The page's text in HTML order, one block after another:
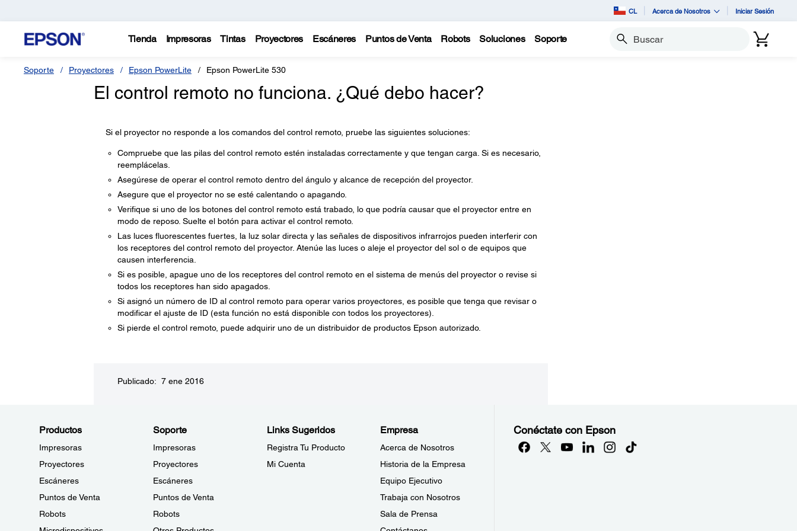
CL Acerca de Nosotros Iniciar Sesión
Tienda Impresoras Tintas Proyectores Escáneres Puntos de Venta Robots Soluciones Soporte Buscar
Soporte Proyectores Epson PowerLite Epson PowerLite 530
El control remoto no funciona. ¿Qué debo hacer?
Si el proyector no responde a los comandos del control remoto, pruebe las siguientes soluciones:
Compruebe que las pilas del control remoto estén instaladas correctamente y que tengan carga. Si es necesario,
reemplácelas.
Asegúrese de operar el control remoto dentro del ángulo y alcance de recepción del proyector.
Asegure que el proyector no se esté calentando o apagando.
Verifique si uno de los botones del control remoto está trabado, lo que podría causar que el proyector entre en
modo de reposo. Suelte el botón para activar el control remoto.
Las luces fluorescentes fuertes, la luz solar directa y las señales de dispositivos infrarrojos pueden interferir con
los receptores del control remoto del proyector. Atenúe las luces o aleje el proyector del sol o de equipos que
causen interferencia.
Si es posible, apague uno de los receptores del control remoto en el sistema de menús del proyector o revise si
todos los receptores han sido apagados.
Si asignó un número de ID al control remoto para operar varios proyectores, es posible que tenga que revisar o
modificar el ajuste de ID (esta función no está disponible con todos los proyectores).
Si pierde el control remoto, puede adquirir uno de un distribuidor de productos Epson autorizado.
Publicado: 7 ene 2016
Productos
Impresoras
Proyectores
Escáneres
Puntos de Venta
Robots
Soporte
Impresoras
Proyectores
Escáneres
Puntos de Venta
Robots
Links Sugeridos
Registra Tu Producto
Mi Cuenta
Empresa
Acerca de Nosotros
Historia de la Empresa
Equipo Ejecutivo
Trabaja con Nosotros
Sala de Prensa
Conéctate con Epson